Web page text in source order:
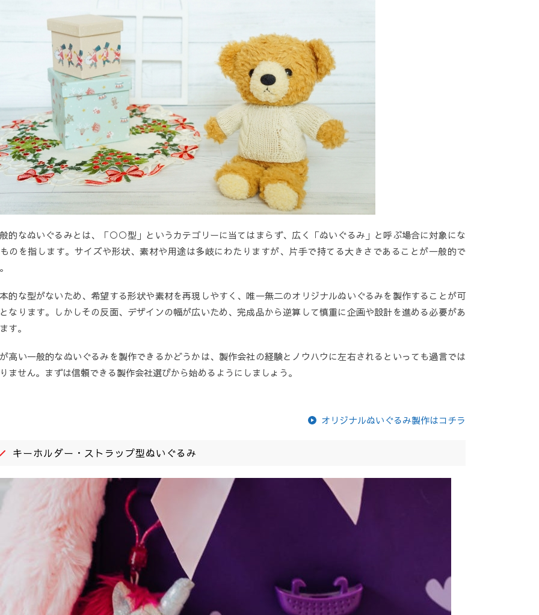
的なぬいぐるみとは、「○○型」というカテゴリーに当てはまらず、広く「ぬいぐるみ」と呼ぶ場合に対象にな
のを指します。サイズや形状、素材や用途は多岐にわたりますが、片手で持てる大きさであることが一般的で
的な型がないため、希望する形状や素材を再現しやすく、唯一無二のオリジナルぬいぐるみを製作することが可
なります。しかしその反面、デザインの幅が広いため、完成品から逆算して慎重に企画や設計を進める必要があ
す。
高い一般的なぬいぐるみを製作できるかどうかは、製作会社の経験とノウハウに左右されるといっても過言では
ません。まずは信頼できる製作会社選びから始めるようにしましょう。
オリジナルぬいぐるみ製作はコチラ
キーホルダー・ストラップ型ぬいぐるみ